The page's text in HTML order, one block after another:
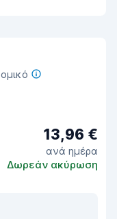
13,96 €
ανά ημέρα
Δωρεάν ακύρωση